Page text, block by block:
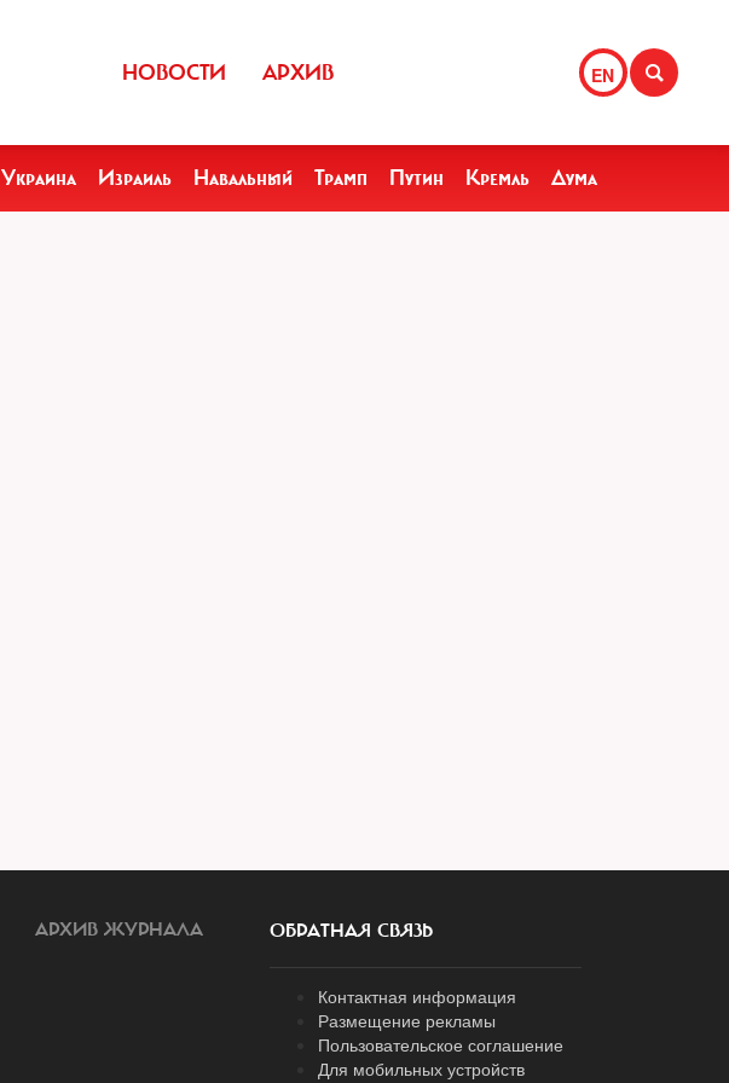
EN
НОВОСТИ АРХИВ
Украина Израиль Навальный Трамп Путин Кремль Дума
АРХИВ ЖУРНАЛА ОБРАТНАЯ СВЯЗЬ
Контактная информация
Размещение рекламы
Пользовательское соглашение
Для мобильных устройств